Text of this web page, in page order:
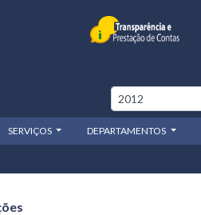
SERVIÇOS DEPARTAMENTOS